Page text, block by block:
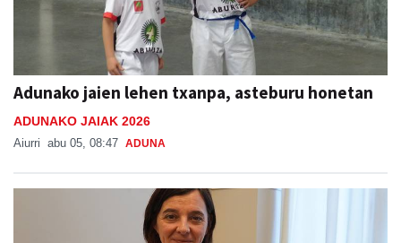
Adunako jaien lehen txanpa, asteburu honetan
ADUNAKO JAIAK 2026
Aiurri abu 05, 08:47 ADUNA